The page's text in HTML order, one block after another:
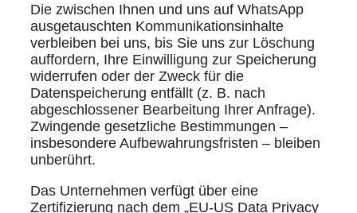
Die zwischen Ihnen und uns auf WhatsApp
ausgetauschten Kommunikationsinhalte
verbleiben bei uns, bis Sie uns zur Löschung
auffordern, Ihre Einwilligung zur Speicherung
widerrufen oder der Zweck für die
Datenspeicherung entfällt (z. B. nach
abgeschlossener Bearbeitung Ihrer Anfrage).
Zwingende gesetzliche Bestimmungen –
insbesondere Aufbewahrungsfristen – bleiben
unberührt.
Das Unternehmen verfügt über eine
Zertifizierung nach dem „EU-US Data Privacy